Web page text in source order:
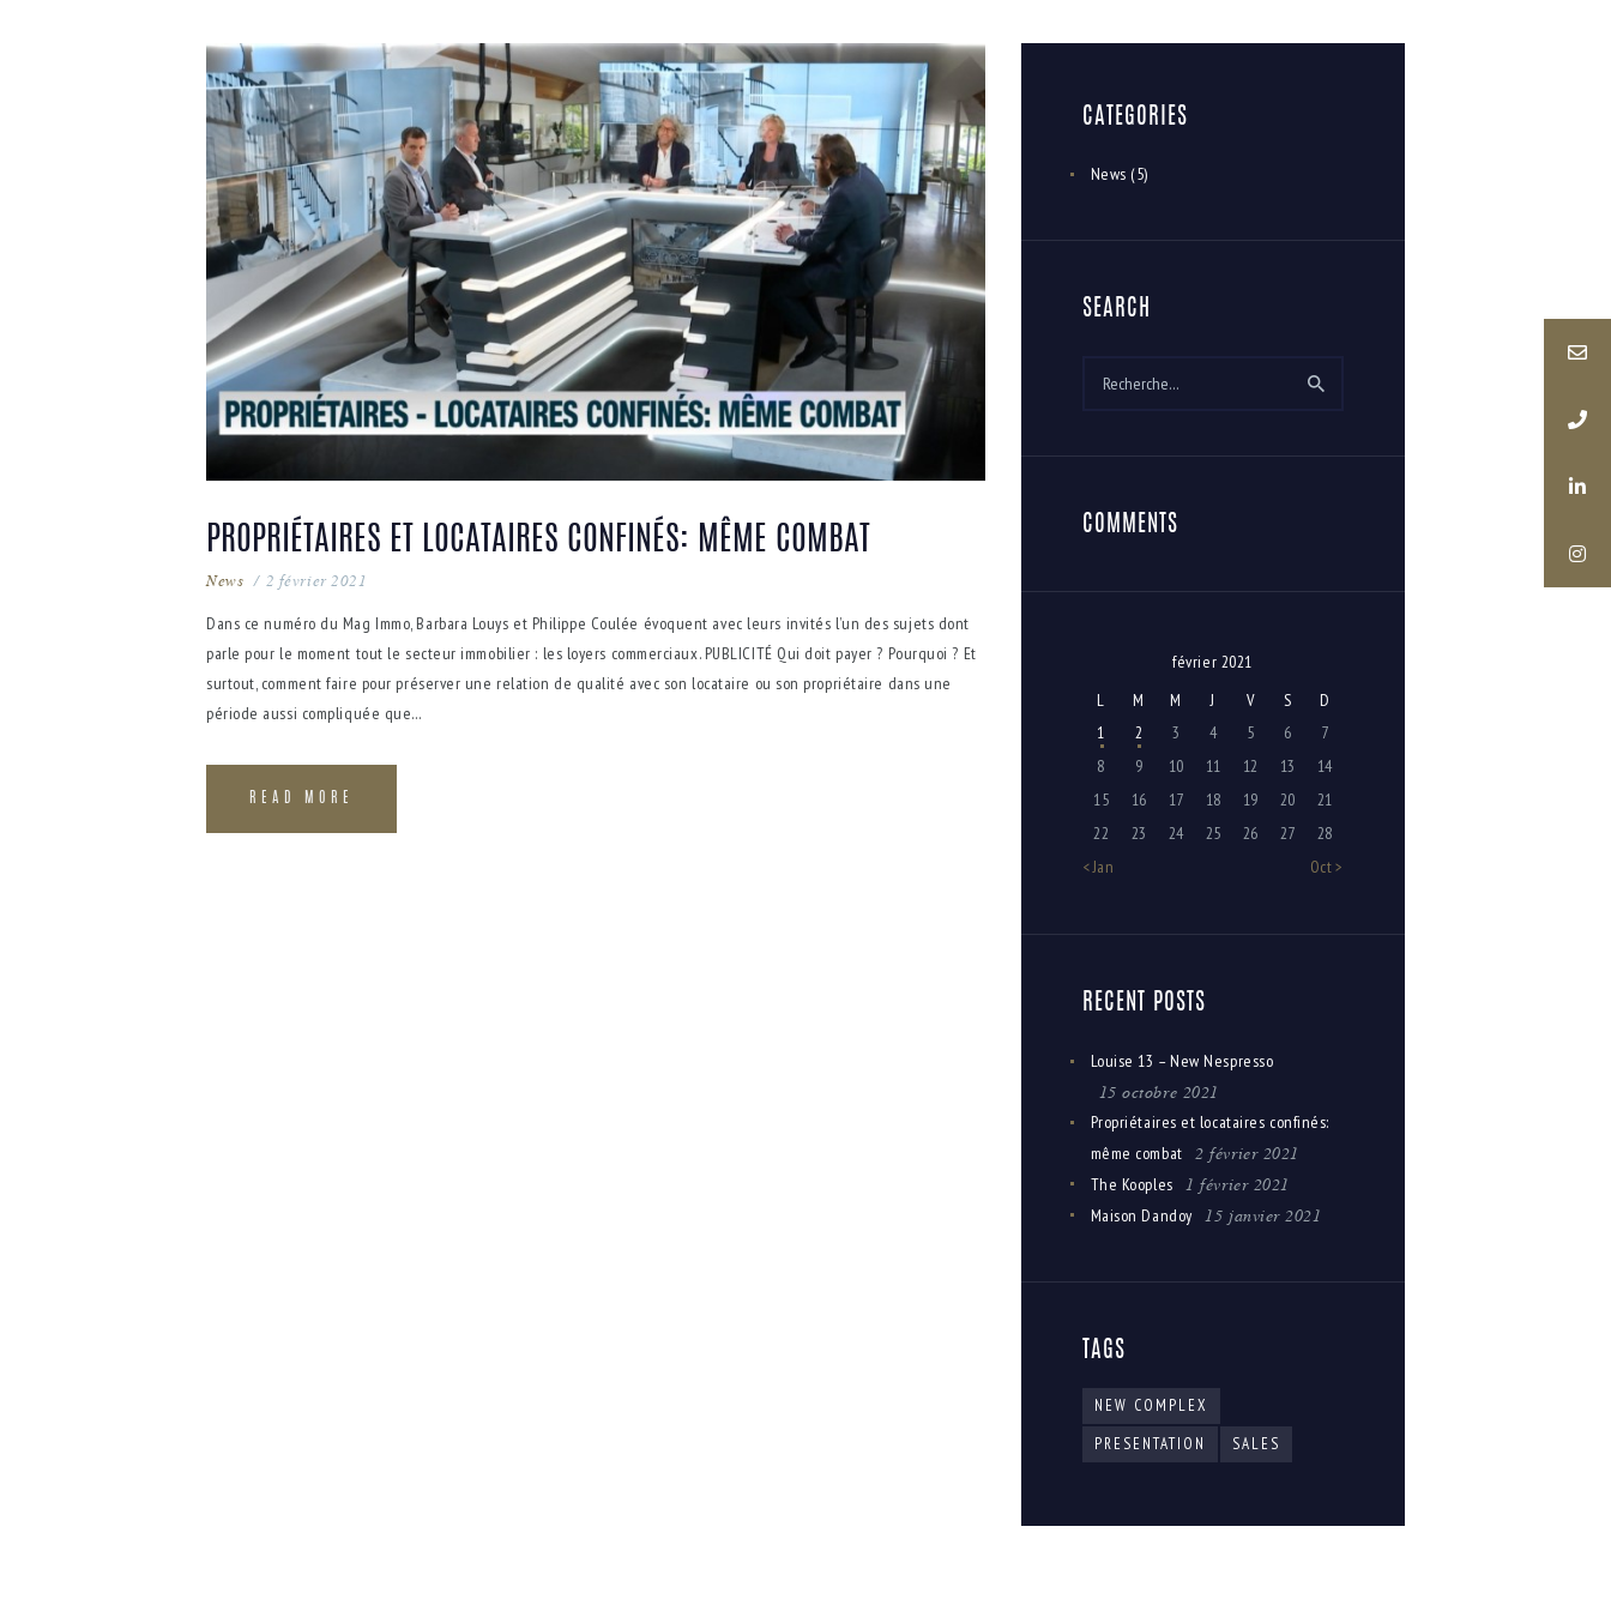
PROPRIÉTAIRES ET LOCATAIRES CONFINÉS: MÊME COMBAT
News
2 février 2021
Dans ce numéro du Mag Immo, Barbara Louys et Philippe Coulée évoquent avec leurs invités l’un des sujets dont
parle pour le moment tout le secteur immobilier : les loyers commerciaux. PUBLICITÉ Qui doit payer ? Pourquoi ? Et
surtout, comment faire pour préserver une relation de qualité avec son locataire ou son propriétaire dans une
période aussi compliquée que…
READ MORE
CATEGORIES
News (5)
SEARCH
COMMENTS
février 2021
L
M M J V S D
« Jan Oct »
1 2 3 4 5 6
7
8
9 10 11 12 13
14
15
16 17 18 19 20
21
22
23 24 25 26 27 28
RECENT POSTS
Louise 13 – New Nespresso
15 octobre 2021
Propriétaires et locataires confinés:
même combat
2 février 2021
The Kooples 1 février 2021
Maison Dandoy 15 janvier 2021
TAGS
NEW COMPLEX
PRESENTATION
SALES